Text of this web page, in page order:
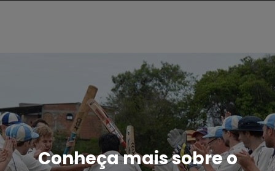
Conheça mais sobre o